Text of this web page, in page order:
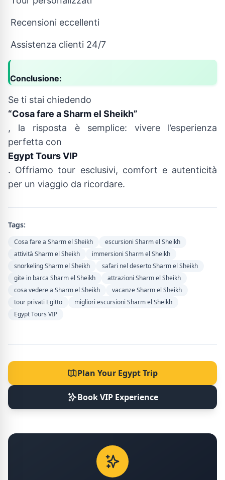
Recensioni eccellenti
Assistenza clienti 24/7
Conclusione:
Se ti stai chiedendo
“Cosa fare a Sharm el Sheikh”
, la risposta è semplice: vivere l’esperienza
perfetta con
Egypt Tours VIP
. Offriamo tour esclusivi, comfort e autenticità
per un viaggio da ricordare.
Tags:
Cosa fare a Sharm el Sheikh
escursioni Sharm el Sheikh
attività Sharm el Sheikh
immersioni Sharm el Sheikh
snorkeling Sharm el Sheikh
safari nel deserto Sharm el Sheikh
gite in barca Sharm el Sheikh
attrazioni Sharm el Sheikh
cosa vedere a Sharm el Sheikh
vacanze Sharm el Sheikh
tour privati Egitto
migliori escursioni Sharm el Sheikh
Egypt Tours VIP
Plan Your Egypt Trip
Book VIP Experience